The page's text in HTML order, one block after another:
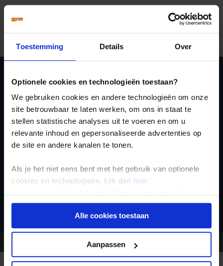
Toestemming Details Over
Optionele cookies en technologieën toestaan?
We gebruiken cookies en andere technologieën om onze
site betrouwbaar te laten werken, om ons in staat te
stellen statistische analyses uit te voeren en om u
relevante inhoud en gepersonaliseerde advertenties op
de site en andere kanalen te tonen.
Als je het niet eens bent met het gebruik van optionele
cookies en technologieën, klik dan hier .
onder aan de pagina op elk gewenst moment voor de
toekomst wijzigen.Alle cookies toestaan
Aanpassen
De meeste lodges en hostels
hebben WiFi, is het niet op de kamer dan wel in de lobby.
Ja, ik meld me aan
voor de wekelijkse
nieuwsbrief
Inschrijven
Vragen?Bel 09-234 13 11